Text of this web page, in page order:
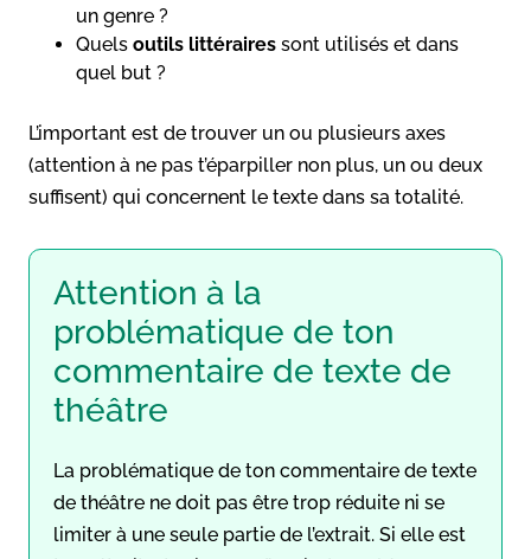
un genre ?
Quels outils littéraires sont utilisés et dans
quel but ?
L’important est de trouver un ou plusieurs axes
(attention à ne pas t’éparpiller non plus, un ou deux
suffisent) qui concernent le texte dans sa totalité.
Attention à la
problématique de ton
commentaire de texte de
théâtre
La problématique de ton commentaire de texte
de théâtre ne doit pas être trop réduite ni se
limiter à une seule partie de l’extrait. Si elle est